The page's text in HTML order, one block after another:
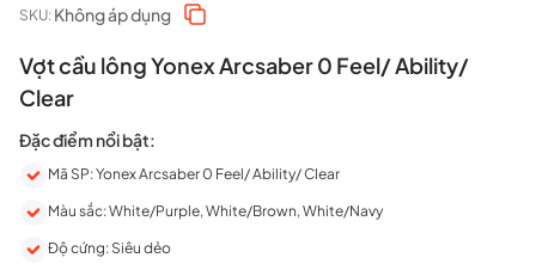
SKU: Không áp dụng
Vợt cầu lông Yonex Arcsaber 0 Feel/ Ability/
Clear
Đặc điểm nổi bật:
Mã SP: Yonex Arcsaber 0 Feel/ Ability/ Clear
Màu sắc: White/Purple, White/Brown, White/Navy
Độ cứng: Siêu dẻo